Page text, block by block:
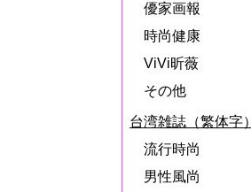
優家画報
時尚健康
ViVi昕薇
その他
台湾雑誌（繁体字）
流行時尚
男性風尚